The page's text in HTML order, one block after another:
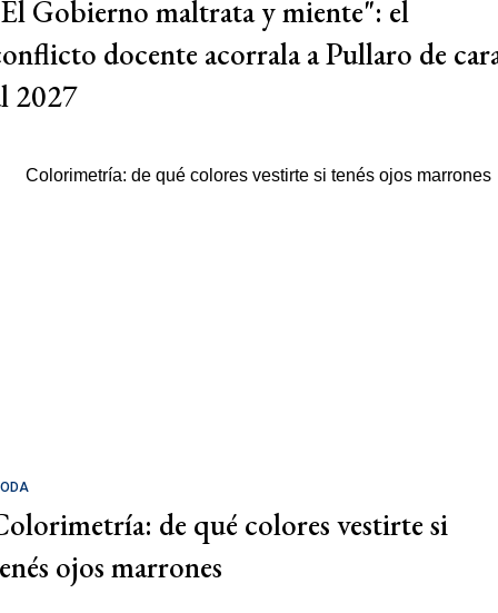
Gobierno maltrata y miente": el
docente acorrala a Pullaro de
2027
de qué colores vestirte si
ojos marrones